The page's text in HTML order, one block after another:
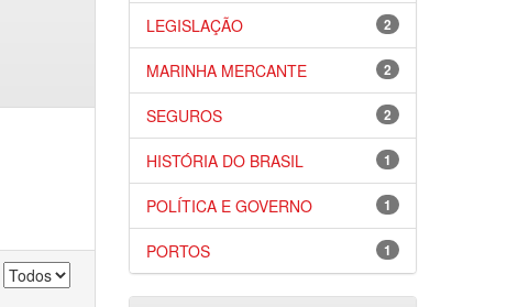
2
LEGISLAÇÃO
2
MARINHA MERCANTE
2
SEGUROS
1
HISTÓRIA DO BRASIL
1
POLÍTICA E GOVERNO
1
PORTOS